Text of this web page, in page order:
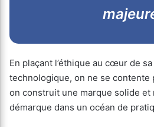
En plaçant l’éthique au cœur de
technologique, on ne se contente
on construit une marque solide et
démarque dans un océan de